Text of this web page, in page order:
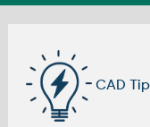
CAD